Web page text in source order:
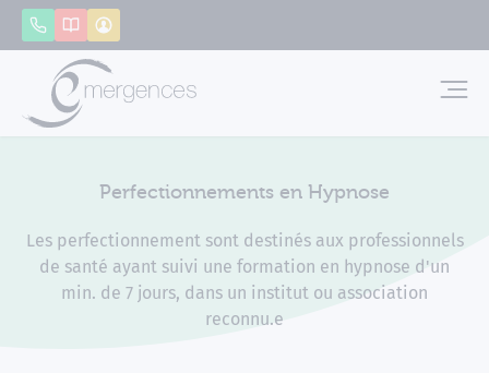
AppelerCatalogue
Perfectionnements en Hypnose
Les perfectionnement sont destinés aux professionnels
de santé ayant suivi une formation en hypnose d'un
min. de 7 jours, dans un institut ou association
reconnu.e
Panneau de gestion des cookies